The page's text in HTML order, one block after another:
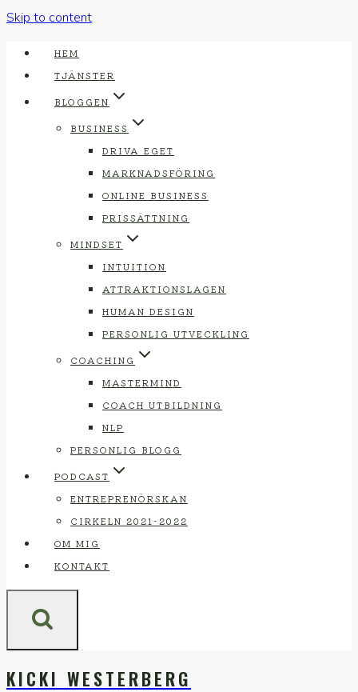
Skip to content
HEM
TJÄNSTER
BLOGGEN
BUSINESS
DRIVA EGET
MARKNADSFÖRING
ONLINE BUSINESS
PRISSÄTTNING
MINDSET
INTUITION
ATTRAKTIONSLAGEN
HUMAN DESIGN
PERSONLIG UTVECKLING
COACHING
MASTERMIND
COACH UTBILDNING
NLP
PERSONLIG BLOGG
PODCAST
ENTREPRENÖRSKAN
CIRKELN 2021-2022
OM MIG
KONTAKT
KICKI WESTERBERG